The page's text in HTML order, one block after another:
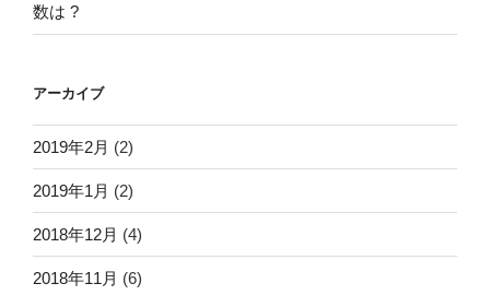
数は ?
アーカイブ
2019年2月 (2)
2019年1月 (2)
2018年12月 (4)
2018年11月 (6)